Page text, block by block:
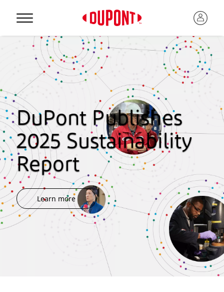
DuPont Publishes
2025 Sustainability
Report
Learn more